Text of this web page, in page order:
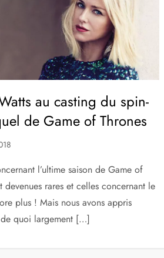
au casting du spin-
de Game of Thrones
l’ultime saison de Game of
devenues rares et celles concernant le
plus ! Mais nous avons appris
de quoi largement […]